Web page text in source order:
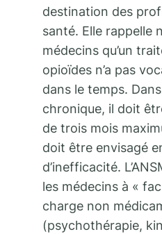
destination des
santé. Elle rappelle
médecins qu’un
opioïdes n’a pas
dans le temps.
chronique, il doit
de trois mois
doit être envisagé
d’inefficacité.
les médecins à «
charge non
(psychothérapie,